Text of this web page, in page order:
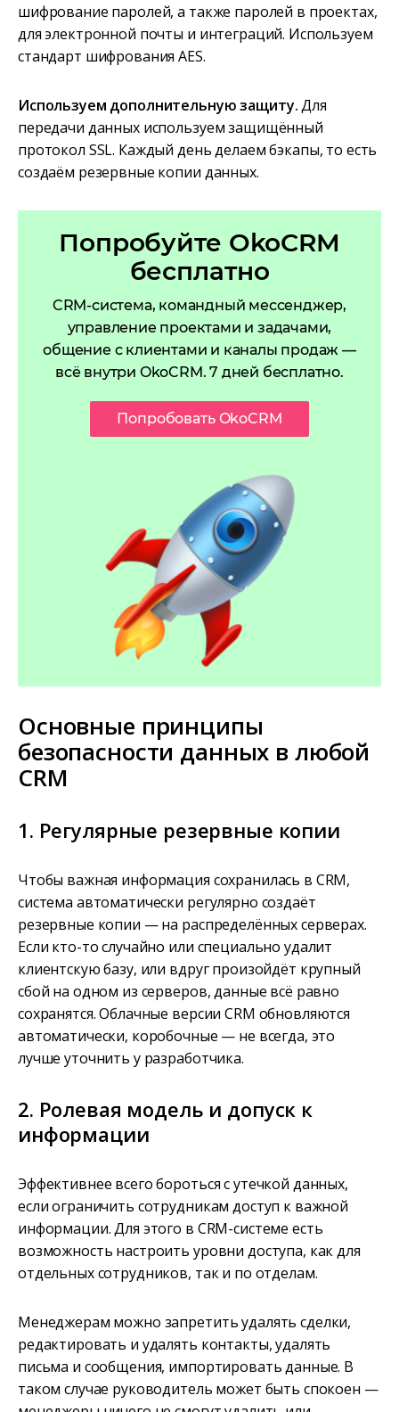
шифрование паролей, а также паролей в проектах,
для электронной почты и интеграций. Используем
стандарт шифрования AES.
Используем дополнительную защиту.Для
передачи данных используем защищённый
протокол SSL. Каждый день делаем бэкапы, то есть
создаём резервные копии данных.
Попробуйте OkoCRM
бесплатно
CRM-система, командный мессенджер,
управление проектами и задачами,
общение с клиентами и каналы продаж —
всё внутри OkoCRM. 7 дней бесплатно.
Попробовать OkoCRM
Основные принципы
безопасности данных в любой
CRM
1. Регулярные резервные копии
Чтобы важная информация сохранилась в CRM,
система автоматически регулярно создаёт
резервные копии — на распределённых серверах.
Если кто-то случайно или специально удалит
клиентскую базу, или вдруг произойдёт крупный
сбой на одном из серверов, данные всё равно
сохранятся. Облачные версии CRM обновляются
автоматически, коробочные — не всегда, это
лучше уточнить у разработчика.
2. Ролевая модель и допуск к
информации
Эффективнее всего бороться с утечкой данных,
если ограничить сотрудникам доступ к важной
информации. Для этого в CRM-системе есть
возможность настроить уровни доступа, как для
отдельных сотрудников, так и по отделам.
Менеджерам можно запретить удалять сделки,
редактировать и удалять контакты, удалять
письма и сообщения, импортировать данные. В
таком случае руководитель может быть спокоен —